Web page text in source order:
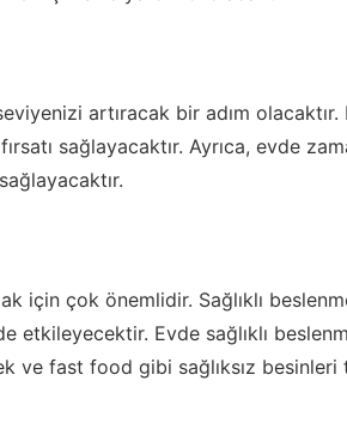
artıracak bir adım olacaktır.
sağlayacaktır. Ayrıca, evde
için çok önemlidir. Sağlıklı
etkileyecektir. Evde sağlıklı
ve fast food gibi sağlıksız besinleri